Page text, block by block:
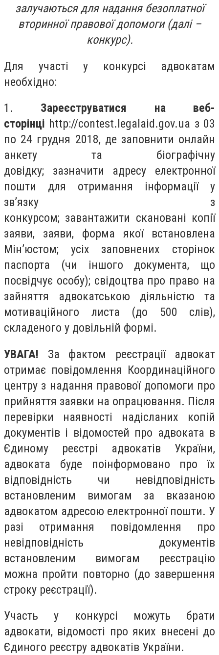
залучаються для надання безоплатної
вторинної правової допомоги (далі –
конкурс).
Для участі у конкурсі адвокатам
необхідно:
1. Зареєструватися на веб-
сторінці http://contest.legalaid.gov.ua з 03
по 24 грудня 2018, де заповнити онлайн
анкету та біографічну
довідку; зазначити адресу електронної
пошти для отримання інформації у
зв’язку з
конкурсом; завантажити скановані копії
заяви, заяви, форма якої встановлена
Мін’юстом; усіх заповнених сторінок
паспорта (чи іншого документа, що
посвідчує особу); свідоцтва про право на
зайняття адвокатською діяльністю та
мотиваційного листа (до 500 слів),
складеного у довільній формі.
УВАГА! За фактом реєстрації адвокат
отримає повідомлення Координаційного
центру з надання правової допомоги про
прийняття заявки на опрацювання. Після
перевірки наявності надісланих копій
документів і відомостей про адвоката в
Єдиному реєстрі адвокатів України,
адвоката буде поінформовано про їх
відповідність чи невідповідність
встановленим вимогам за вказаною
адвокатом адресою електронної пошти. У
разі отримання повідомлення про
невідповідність документів
встановленим вимогам реєстрацію
можна пройти повторно (до завершення
строку реєстрації).
Участь у конкурсі можуть брати
адвокати, відомості про яких внесені до
Єдиного реєстру адвокатів України.